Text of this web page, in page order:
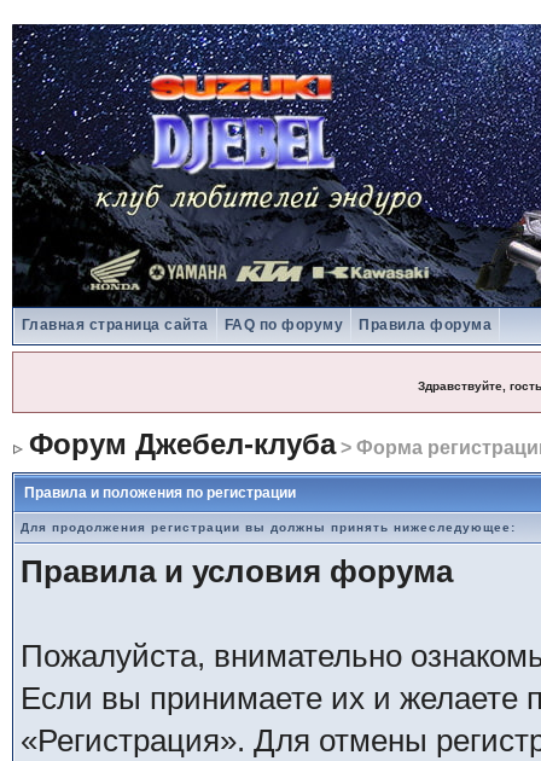
Главная страница сайта FAQ по форуму Правила форума
Здравствуйте, гость
Форум Джебел-клуба> Форма
Правила и положения по регистрации
Для продолжения регистрации вы должны принять нижеследующее:
Правила и условия форума
Пожалуйста, внимательно
Если вы принимаете их и желаете
«Регистрация». Для отмены